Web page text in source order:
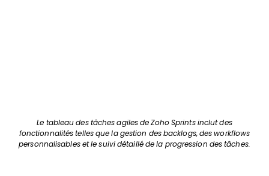
Le tableau des tâches agiles de Zoho Sprints inclut des
fonctionnalités telles que la gestion des backlogs, des workflows
personnalisables et le suivi détaillé de la progression des tâches.